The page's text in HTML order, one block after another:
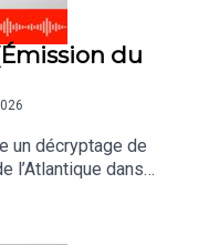
du
un décryptage de
l’Atlantique dans